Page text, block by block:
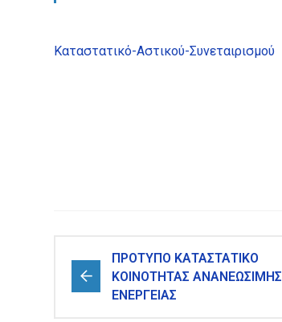
Καταστατικό-Αστικού-Συνεταιρισμού
ΠΡΟΤΥΠΟ ΚΑΤΑΣΤΑΤΙΚΟ
ΚΟΙΝΟΤΗΤΑΣ ΑΝΑΝΕΩΣΙΜΗΣ
ΕΝΕΡΓΕΙΑΣ